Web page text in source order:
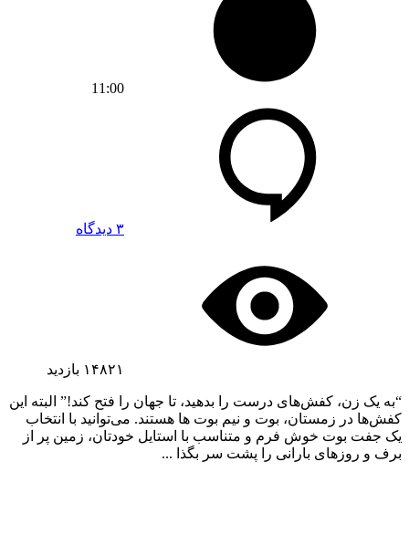
11:00
۳ دیدگاه
۱۴۸۲۱ بازدید
“به یک زن، کفش‌های درست را بدهید، تا جهان را فتح کند!” البته این
کفش‌ها در زمستان، بوت و نیم بوت ها هستند. می‌توانید با انتخاب
یک جفت بوت خوش فرم و متناسب با استایل خودتان، زمین پر از
برف و روزهای بارانی را پشت سر بگذا ...